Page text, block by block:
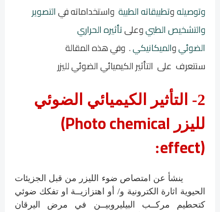
وتوصيلهوتطبيقاته الطبية واستخداماته فيالتصوير
والتشخيص الطبيوعلىتأثيره الحراري
الضوئيوالميكانيكي. وفي هذه المقالة
سنتعرف على التأثير الكيميائي الضوئي لليزر
2-
التأثير الكيميائي الضوئي
لليزر
(Photo chemical
effect)
:
ينشأ عن امتصاص ضوء الليزر من قبل الجزيئات
الحيوية اثارة الكترونية و/ أو اهتزازيــة او تفكك ضوئي
كتحطيم مركــب البيليروبيــن في مرض اليرقان